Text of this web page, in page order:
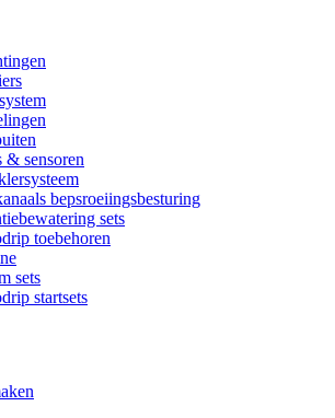
& sensoren
bepsroeiingsbesturing
sets
toebehoren
sets
startsets